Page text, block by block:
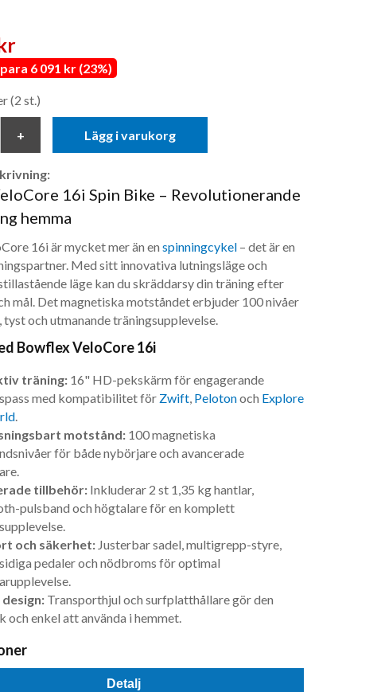
6 091 kr (23%)
(2 st.)
Lägg i varukorg
16i Spin Bike – Revolutionerande
hemma
16i är mycket mer än en spinningcykel– det är en
Med sitt innovativa lutningsläge och
läge kan du skräddarsy din träning efter
mål. Det magnetiska motståndet erbjuder 100 nivåer
tyst och utmanande träningsupplevelse.
Bowflex VeloCore 16i
träning:16" HD-pekskärm för engagerande
med kompatibilitet för Zwift, Pelotonoch Explore
.
motstånd:100 magnetiska
för både nybörjare och avancerade
tillbehör:Inkluderar 2 st 1,35 kg hantlar,
pulsband och högtalare för en komplett
och säkerhet:Justerbar sadel, multigrepp-styre,
pedaler och nödbroms för optimal
Transporthjul och surfplatthållare gör den
och enkel att använda i hemmet.
Detalj